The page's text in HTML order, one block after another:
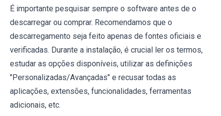
É importante pesquisar sempre o software antes de o
descarregar ou comprar. Recomendamos que o
descarregamento seja feito apenas de fontes oficiais e
verificadas. Durante a instalação, é crucial ler os termos,
estudar as opções disponíveis, utilizar as definições
"Personalizadas/Avançadas" e recusar todas as
aplicações, extensões, funcionalidades, ferramentas
adicionais, etc.